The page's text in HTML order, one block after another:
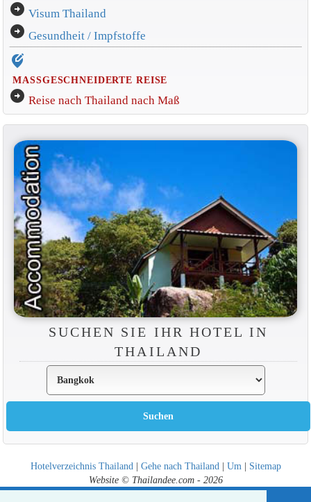
arrow_circle_right Visum Thailand
arrow_circle_right Gesundheit / Impfstoffe
edit_location_alt
MASSGESCHNEIDERTE REISE
arrow_circle_right Reise nach Thailand nach Maß
SUCHEN SIE IHR HOTEL IN
THAILAND
Hotelverzeichnis Thailand| Gehe nach Thailand| Um| Sitemap
Website © Thailandee.com - 2026